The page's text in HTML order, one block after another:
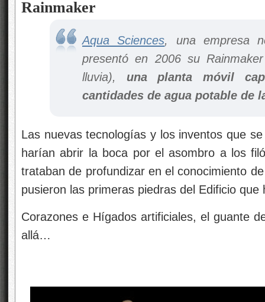
Rainmaker
Aqua Sciences, una empresa
presentó en 2006 su
lluvia), una planta móvil
cantidades de agua potable de
Las nuevas tecnologías y los inventos que
harían abrir la boca por el asombro a los
trataban de profundizar en el conocimiento
pusieron las primeras piedras del Edificio que
Corazones e Hígados artificiales, el guante
allá…